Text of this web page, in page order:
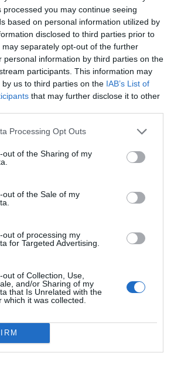
processed you may continue seeing
based on personal information utilized by
disclosed to third parties prior to
separately opt-out of the further
personal information by third parties on the
participants. This information may
us to third parties on the IAB’s List of
that may further disclose it to other
Processing Opt Outs
out of the Sharing of my
out of the Sale of my
out of processing my
for Targeted Advertising.
of Collection, Use,
and/or Sharing of my
that Is Unrelated with the
which it was collected.
los impagos a las renovables, hay
en Portugal y el adagio en la
caso del director que no
(ni filarmónica ni de cámara)
muchos defectos, pero ante un
no hay límite a ningún escándalo
La degradación democrática es
ni con el mejor concierto benéfico
Eurovisión.
y así quedó grabado para la
marzo de 1946 ante la comisión de
aliada en Viena:
macht Musik oder Politik."
se hace política).
este artículo?
newsletter y recibe cada dia